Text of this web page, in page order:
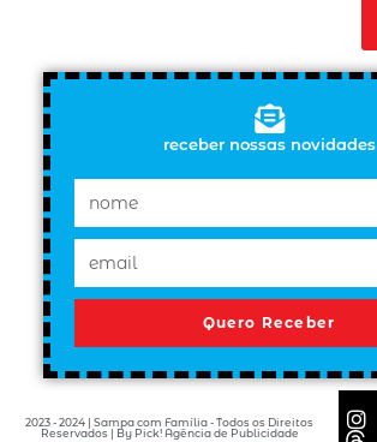
receber nossas novidades
Quero Receber
2023 - 2024 | Sampa com Família - Todos os Direitos
Reservados | By Pick! Agência de Publicidade